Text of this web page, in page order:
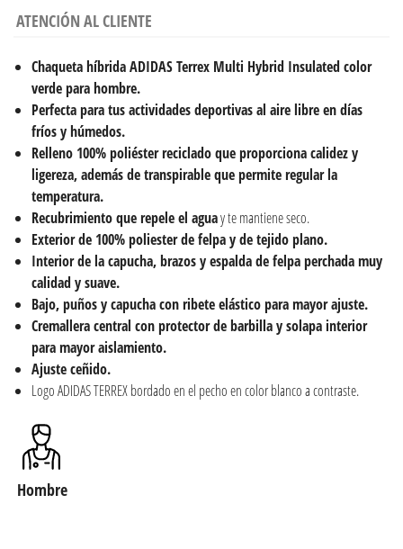
ATENCIÓN AL CLIENTE
Chaqueta híbridaADIDAS Terrex Multi Hybrid Insulated color
verde para hombre.
Perfecta para tus actividades deportivas al aire libre en días
fríos y húmedos.
Relleno 100% poliéster reciclado que proporciona calidez y
ligereza, además de transpirable que permite regular la
temperatura.
Recubrimiento que repele el aguay te mantiene seco.
Exterior de 100% poliester de felpa y de tejido plano.
Interior de la capucha, brazos y espalda de felpa perchada muy
calidad y suave.
Bajo, puños y capucha con ribete elástico para mayor ajuste.
Cremallera central con protector de barbilla y solapa interior
para mayor aislamiento.
Ajuste ceñido.
Logo ADIDAS TERREX bordado en el pecho en color blanco a contraste.
Hombre